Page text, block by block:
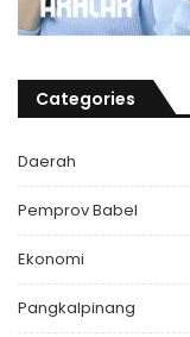
Categories
Daerah
Pemprov Babel
Ekonomi
Pangkalpinang